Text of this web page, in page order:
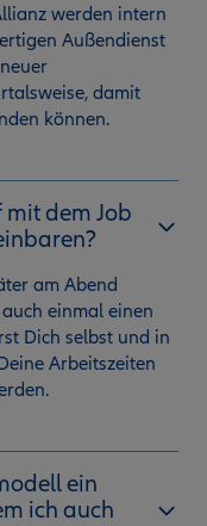
werden intern
Außendienst
damit
können.
mit dem Job
am Abend
einmal einen
Dich selbst und in
Arbeitszeiten
ein
ich auch